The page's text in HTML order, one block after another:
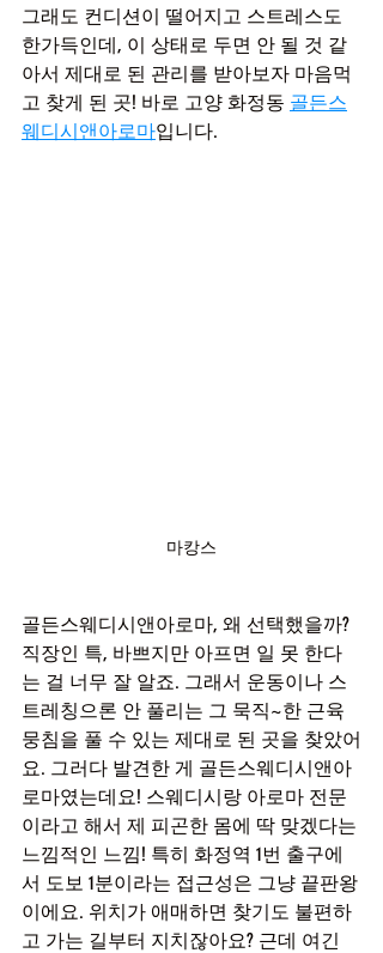
그래도 컨디션이 떨어지고 스트레스도
한가득인데, 이 상태로 두면 안 될 것 같
아서 제대로 된 관리를 받아보자 마음먹
고 찾게 된 곳! 바로 고양 화정동 골든스
웨디시앤아로마입니다.
마캉스
골든스웨디시앤아로마, 왜 선택했을까?
직장인 특, 바쁘지만 아프면 일 못 한다
는 걸 너무 잘 알죠. 그래서 운동이나 스
트레칭으론 안 풀리는 그 묵직~한 근육
뭉침을 풀 수 있는 제대로 된 곳을 찾았어
요. 그러다 발견한 게 골든스웨디시앤아
로마였는데요! 스웨디시랑 아로마 전문
이라고 해서 제 피곤한 몸에 딱 맞겠다는
느낌적인 느낌! 특히 화정역 1번 출구에
서 도보 1분이라는 접근성은 그냥 끝판왕
이에요. 위치가 애매하면 찾기도 불편하
고 가는 길부터 지치잖아요? 근데 여긴